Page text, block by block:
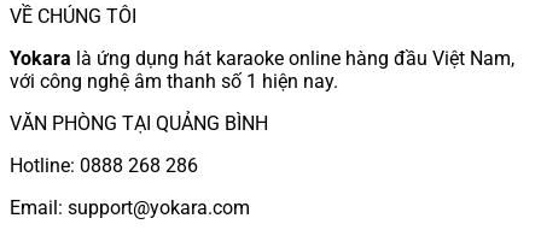
VỀ CHÚNG TÔI
Yokara là ứng dụng hát karaoke online hàng đầu Việt Nam,
với công nghệ âm thanh số 1 hiện nay.
VĂN PHÒNG TẠI QUẢNG BÌNH
Hotline: 0888 268 286
Email: support@yokara.com